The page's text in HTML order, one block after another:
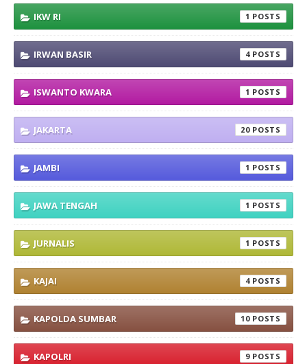
IKW RI 1
IRWAN BASIR 4
ISWANTO KWARA 1
JAKARTA 20
JAMBI 1
JAWA TENGAH 1
JURNALIS 1
KAJAI 4
KAPOLDA SUMBAR 10
KAPOLRI 9